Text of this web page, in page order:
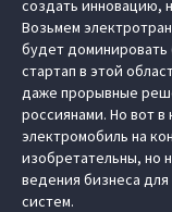
создать инновацию,
Возьмем
будет доминировать
стартап в этой
даже прорывные
россиянами. Но вот
электромобиль на
изобретательны, но
ведения бизнеса
систем.